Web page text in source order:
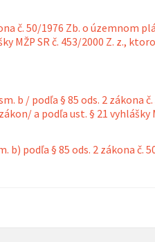
č. 50/1976 Zb. o územnom
MŽP SR č. 453/2000 Z. z.,
b / podľa § 85 ods. 2 zákona
a podľa ust. § 21 vyhlášky
b) podľa § 85 ods. 2 zákona č.